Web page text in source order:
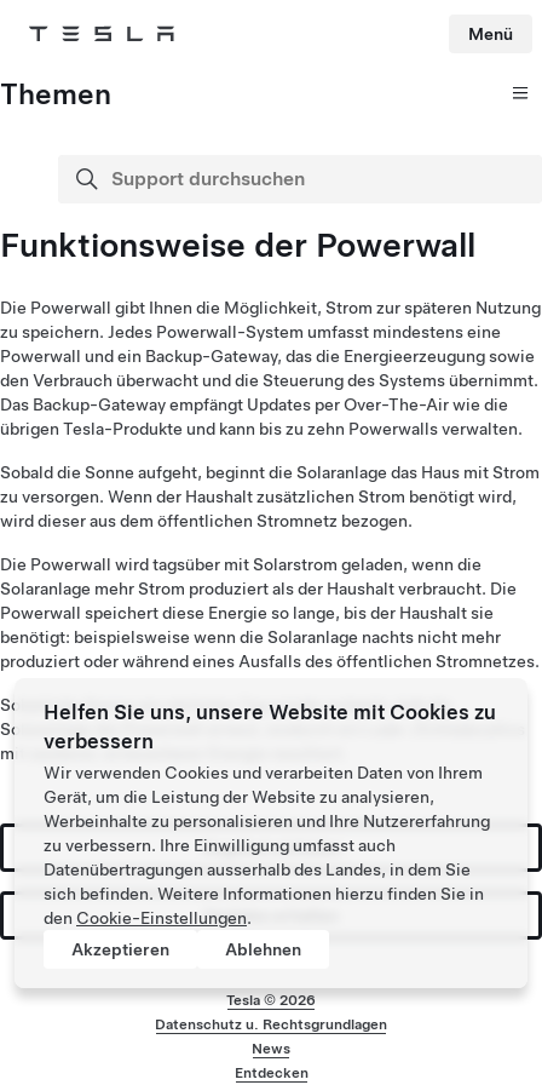
Tesla Menü
Themen
Support durchsuchen
Suche
Funktionsweise der Powerwall
Die Powerwall gibt Ihnen die Möglichkeit, Strom zur späteren Nutzung
zu speichern. Jedes Powerwall-System umfasst mindestens eine
Powerwall und ein Backup-Gateway, das die Energieerzeugung sowie
den Verbrauch überwacht und die Steuerung des Systems übernimmt.
Das Backup-Gateway empfängt Updates per Over-The-Air wie die
übrigen Tesla-Produkte und kann bis zu zehn Powerwalls verwalten.
Sobald die Sonne aufgeht, beginnt die Solaranlage das Haus mit Strom
zu versorgen. Wenn der Haushalt zusätzlichen Strom benötigt wird,
wird dieser aus dem öffentlichen Stromnetz bezogen.
Die Powerwall wird tagsüber mit Solarstrom geladen, wenn die
Solaranlage mehr Strom produziert als der Haushalt verbraucht. Die
Powerwall speichert diese Energie so lange, bis der Haushalt sie
benötigt: beispielsweise wenn die Solaranlage nachts nicht mehr
produziert oder während eines Ausfalls des öffentlichen Stromnetzes.
Sobald die Sonne am nächsten Tag wieder aufgeht, lädt die
Solaranlage die Powerwall erneut, wodurch ein Lade-/Entladezyklus
mit sauberer, erneuerbarer Energie resultiert.
Angebot einholen
Updates erhalten
Menü-Fusszeile
Tesla ©2026
Datenschutz u. Rechtsgrundlagen
News
Entdecken
Helfen Sie uns, unsere Website mit Cookies zu
verbessern
Wir verwenden Cookies und verarbeiten Daten von Ihrem
Gerät, um die Leistung der Website zu analysieren,
Werbeinhalte zu personalisieren und Ihre Nutzererfahrung
zu verbessern. Ihre Einwilligung umfasst auch
Datenübertragungen ausserhalb des Landes, in dem Sie
sich befinden. Weitere Informationen hierzu finden Sie in
den Cookie-Einstellungen.
Akzeptieren
Ablehnen